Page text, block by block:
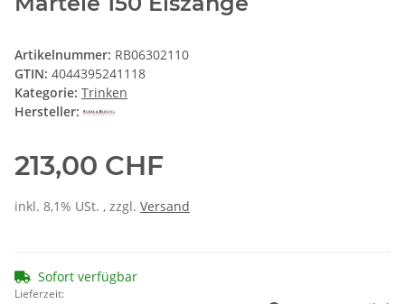
Artikelnummer: RB06302110
GTIN: 4044395241118
Kategorie: Trinken
Hersteller:
213,00 CHF
inkl. 8,1% USt. , zzgl. Versand
Sofort verfügbar
Lieferzeit: